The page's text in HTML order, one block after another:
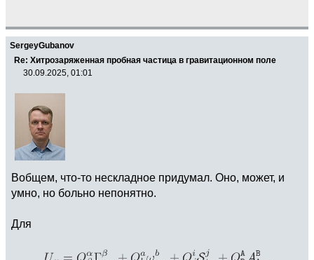
SergeyGubanov
Re: Хитрозаряженная пробная частица в гравитационном поле
30.09.2025, 01:01
Вобщем, что-то нескладное придумал. Оно, может, и
умно, но больно непонятно.
Для